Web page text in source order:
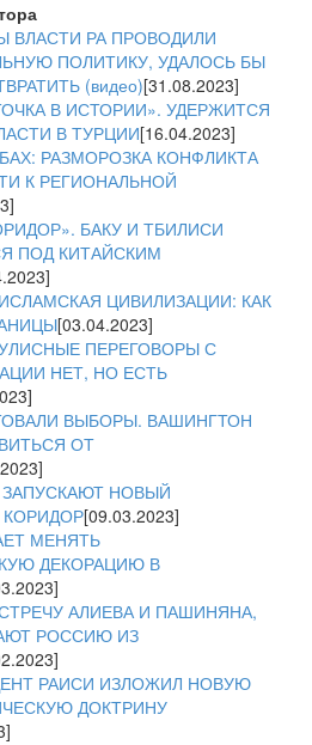
ВЛАСТИ РА ПРОВОДИЛИ
ПОЛИТИКУ, УДАЛОСЬ БЫ
(видео)[31.08.2023]
В ИСТОРИИ». УДЕРЖИТСЯ
В ТУРЦИИ[16.04.2023]
РАЗМОРОЗКА КОНФЛИКТА
К РЕГИОНАЛЬНОЙ
БАКУ И ТБИЛИСИ
ПОД КИТАЙСКИМ
ЦИВИЛИЗАЦИИ: КАК
[03.04.2023]
ПЕРЕГОВОРЫ С
НЕТ, НО ЕСТЬ
ВЫБОРЫ. ВАШИНГТОН
ОТ
НОВЫЙ
[09.03.2023]
МЕНЯТЬ
ДЕКОРАЦИЮ В
АЛИЕВА И ПАШИНЯНА,
РОССИЮ ИЗ
РАИСИ ИЗЛОЖИЛ НОВУЮ
ДОКТРИНУ